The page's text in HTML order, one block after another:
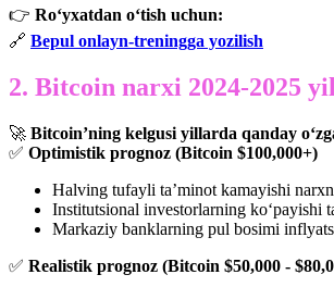
👉 Ro‘yxatdan o‘tish uchun:
🔗 Bepul onlayn-treningga yozilish
2. Bitcoin narxi 2024-2025
🚀 Bitcoin’ning kelgusi yillarda qanday
✅ Optimistik prognoz (Bitcoin $100,000+)
Halving tufayli ta’minot kamayishi
Institutsional investorlarning ko‘payishi
Markaziy banklarning pul bosimi
✅ Realistik prognoz (Bitcoin $50,000 -